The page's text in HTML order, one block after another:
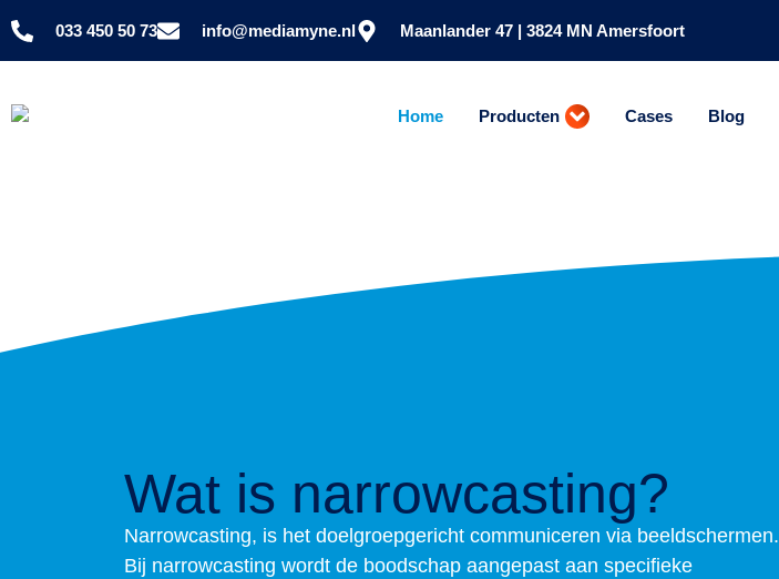
033 450 50 73 info@mediamyne.nl Maanlander 47 | 3824 MN Amersfoort
Home Producten Cases Blog
Wat is narrowcasting?
Narrowcasting, is het doelgroepgericht communiceren via beeldschermen.
Bij narrowcasting wordt de boodschap aangepast aan specifieke